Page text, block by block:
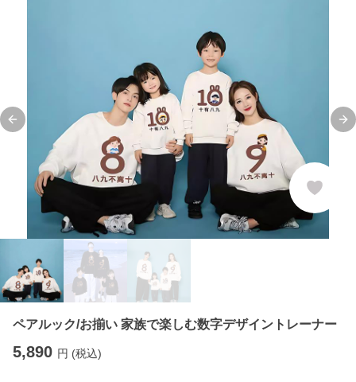
Previous slide
ペアルック/お揃い 家族で楽しむ数字デザイントレーナー
5,890 円 (税込)